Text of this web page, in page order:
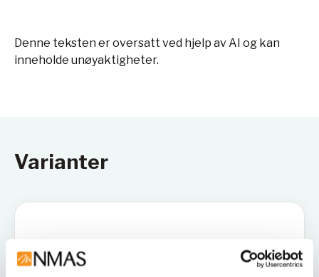
Denne teksten er oversatt ved hjelp av AI og kan
inneholde unøyaktigheter.
Varianter